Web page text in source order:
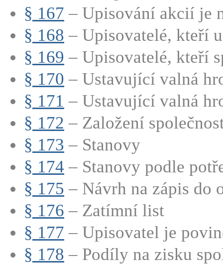
§ 167 – Upisování akcií je
§ 168 – Upisovatelé, kteří
§ 169 – Upisovatelé, kteří
§ 170 – Ustavující valná
§ 171 – Ustavující valná
§ 172 – Založení
§ 173 – Stanovy
§ 174 – Stanovy podle
§ 175 – Návrh na zápis do
§ 176 – Zatímní list
§ 177 – Upisovatel je
§ 178 – Podíly na zisku